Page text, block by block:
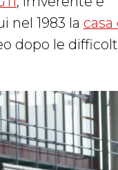
nel 1983 la casa
dopo le